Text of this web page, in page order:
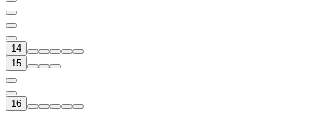
14
15
16